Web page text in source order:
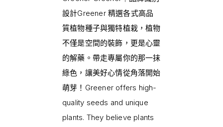
設計Greener 精選各式高品
質植物種子與獨特植栽，植物
不僅是空間的裝飾，更是心靈
的解藥。帶走專屬你的那一抹
綠色，讓美好心情從角落開始
萌芽！Greener offers high-
quality seeds and unique
plants. They believe plants